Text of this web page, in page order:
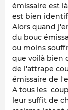
émissaire est
est bien
Alors quand
du bouc
ou moins
que voilà bien
de l'attrape
émissaire de
A tous les
leur suffit de